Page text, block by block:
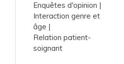
Enquêtes d'opinion
Interaction genre et
âge
Relation patient-
soignant